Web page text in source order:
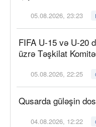
05.08.2026, 23:23
FIFA U-15 və U-20
üzrə Təşkilat
05.08.2026, 22:25
Qusarda güləşin
04.08.2026, 12:22